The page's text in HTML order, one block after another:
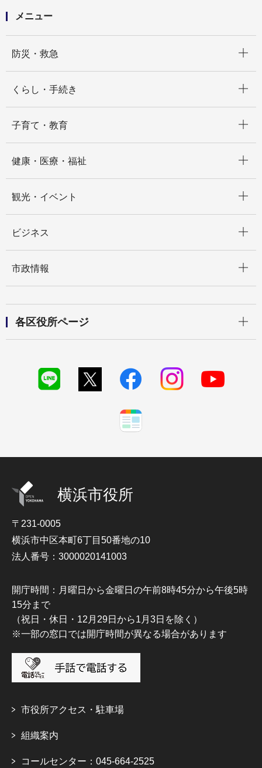
メニュー
防災・救急
くらし・手続き
子育て・教育
健康・医療・福祉
観光・イベント
ビジネス
市政情報
各区役所ページ
横浜市役所
〒231-0005
横浜市中区本町6丁目50番地の10
法人番号：3000020141003
開庁時間：月曜日から金曜日の午前8時45分から午後5時
15分まで
（祝日・休日・12月29日から1月3日を除く）
※一部の窓口では開庁時間が異なる場合があります
市役所アクセス・駐車場
組織案内
コールセンター：045-664-2525